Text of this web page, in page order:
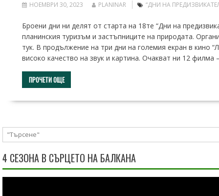
НОЕМВРИ 30, 2023 PLANINAR “ДНИ НА
Броени дни ни делят от старта на 18те “Дни на
планинския туризъм и застъпниците на природата.
тук. В продължение на три дни на големия екран в кино
високо качество на звук и картина. Очакват ни 12
ПРОЧЕТИ ОЩЕ
4 СЕЗОНА В СЪРЦЕТО НА БАЛКАНА